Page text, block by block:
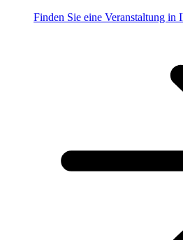
Finden Sie eine Veranstaltung in